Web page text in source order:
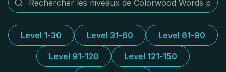
Level 1-30 Level 31-60 Level 61-90
Level 91-120 Level 121-150